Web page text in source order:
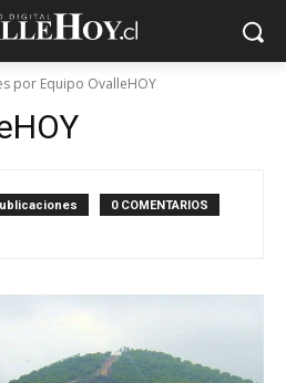
por Equipo OvalleHOY
0 COMENTARIOS